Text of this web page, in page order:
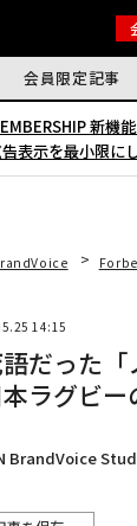
会員限定記事
新機能
表示を最小限に
14:15
だった
ラグビー
BrandVoice